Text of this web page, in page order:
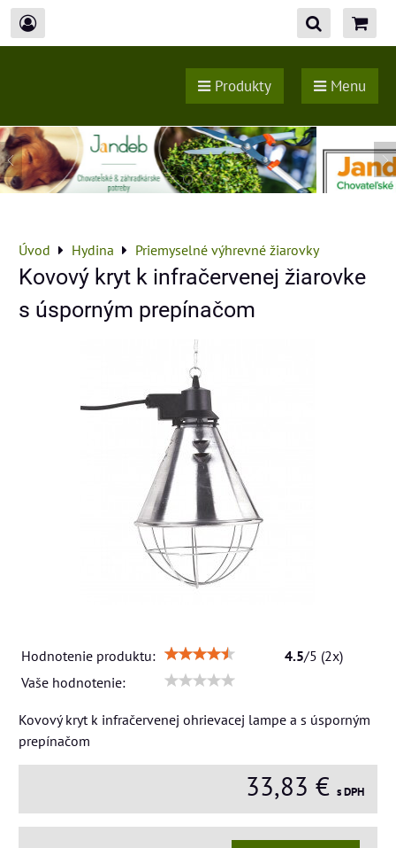
Produkty Menu
Úvod Hydina Priemyselné výhrevné žiarovky
Kovový kryt k infračervenej žiarovke
s úsporným prepínačom
Hodnotenie produktu: 4.5/5 (2x)
Vaše hodnotenie:
Kovový kryt k infračervenej ohrievacej lampe a s úsporným
prepínačom
33,83 € s DPH